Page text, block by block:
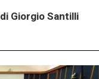
di Giorgio Santilli